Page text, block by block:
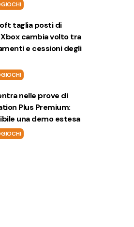
taglia posti di
Xbox cambia volto tra
e cessioni degli
nelle prove di
Plus Premium:
una demo estesa